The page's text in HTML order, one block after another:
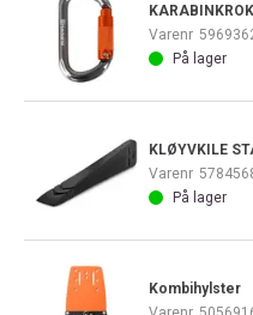
Varenr
På lager
KLØYVKILE
Varenr
På lager
Kombihylster